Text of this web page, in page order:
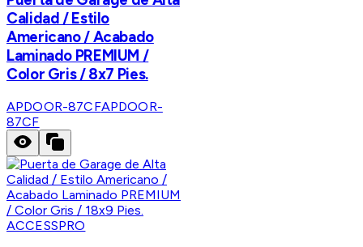
Calidad / Estilo
Americano / Acabado
Laminado PREMIUM /
Color Gris / 8x7 Pies.
APDOOR-87CFAPDOOR-
87CF
ACCESSPRO